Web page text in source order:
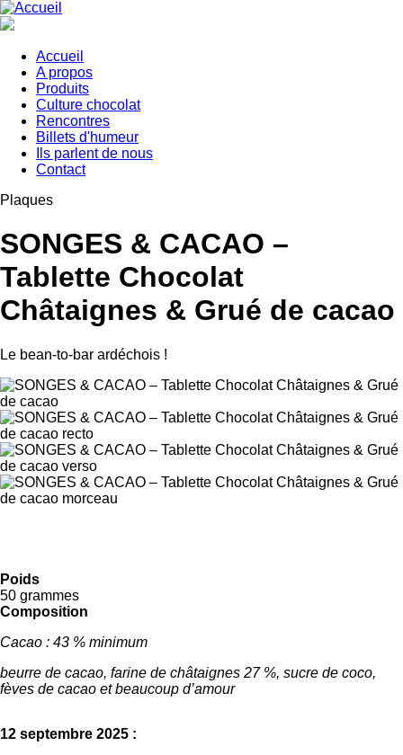
Aller
au
principal
Main
navigation
Accueil
A propos
Produits
Culture chocolat
Rencontres
Billets d'humeur
Ils parlent de nous
Contact
Plaques
SONGES & CACAO –
Tablette Chocolat
Châtaignes & Grué de cacao
Le bean-to-bar ardéchois !
Poids
50 grammes
Composition
Cacao : 43 % minimum
beurre de cacao, farine de châtaignes 27 %, sucre de coco,
fèves de cacao et beaucoup d’amour
12 septembre 2025 :